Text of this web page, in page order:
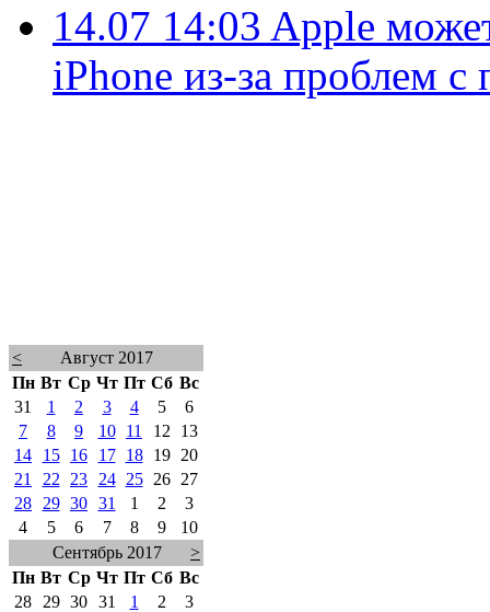
14.07 14:03 Apple
iPhone из-за проблем с
<
Август 2017
Пн Вт Ср Чт Пт Сб Вс
31
1 2 3 4 5
6
7
8 9 10 11 12
13
14
15 16 17 18 19
20
21
22 23 24 25 26
27
28
29 30 31 1 2
3
4
5 6 7 8 9
10
Сентябрь 2017
>
Пн Вт Ср Чт Пт Сб Вс
28
29 30 31 1 2
3